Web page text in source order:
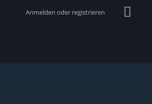
Anmelden oder registrieren